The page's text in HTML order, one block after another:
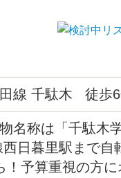
線 千駄木 徒歩
名称は「千駄木
日暮里駅まで自
！予算重視の方